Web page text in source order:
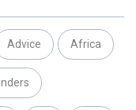
Advice Africa